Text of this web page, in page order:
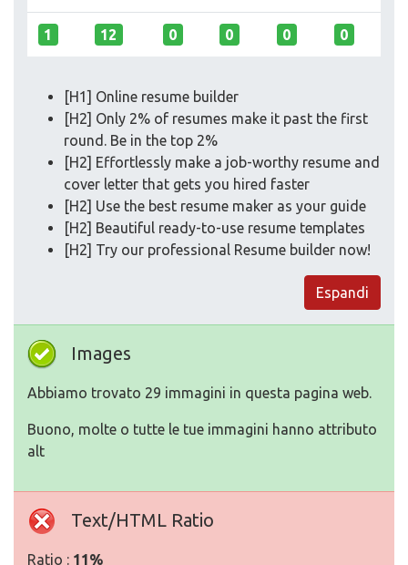
1 12 0 0 0 0
[H1] Online resume builder
[H2] Only 2% of resumes make it past the first
round. Be in the top 2%
[H2] Effortlessly make a job-worthy resume and
cover letter that gets you hired faster
[H2] Use the best resume maker as your guide
[H2] Beautiful ready-to-use resume templates
[H2] Try our professional Resume builder now!
Espandi
Images
Abbiamo trovato 29 immagini in questa pagina web.
Buono, molte o tutte le tue immagini hanno attributo
alt
Text/HTML Ratio
Ratio : 11%